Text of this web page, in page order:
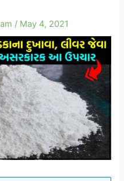
/ May 4, 2021